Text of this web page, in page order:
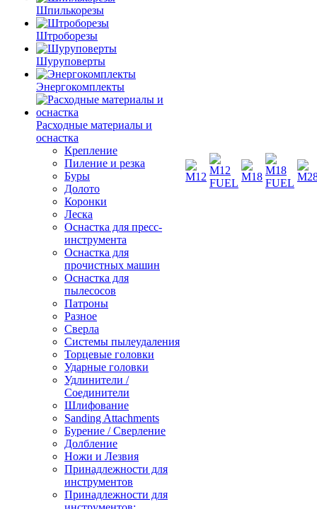
Шпилькорезы
Штроборезы
Шуруповерты
Энергокомплекты
Расходные материалы и
оснастка
Крепление
Пиление и резка
Буры
Долото
Коронки
Леска
Оснастка для пресс-
инструмента
Оснастка для
прочистных машин
Оснастка для
пылесосов
Патроны
Разное
Сверла
Системы пылеудаления
Торцевые головки
Ударные головки
Удлинители /
Соединители
Шлифование
Sanding Attachments
Бурение / Сверление
Долбление
Ножи и Лезвия
Принадлежности для
инструментов
Принадлежности для